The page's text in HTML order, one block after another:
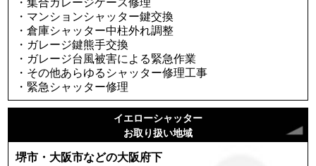
・集合ガレージケース修理
・マンションシャッター鍵交換
・倉庫シャッター中柱外れ調整
・ガレージ鍵熊手交換
・ガレージ台風被害による緊急作業
・その他あらゆるシャッター修理工事
・緊急シャッター修理
イエローシャッター
お取り扱い地域
堺市・大阪市などの大阪府下